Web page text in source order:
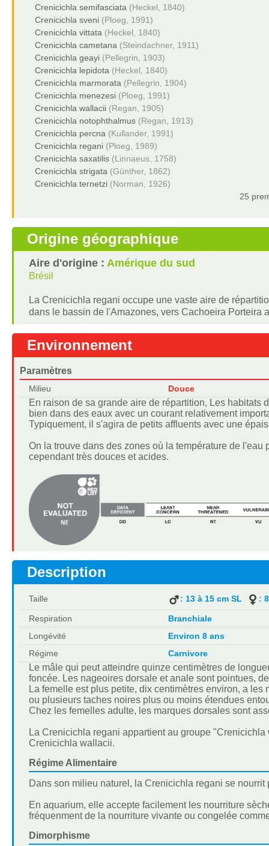
Crenicichla semifasciata (Heckel, 1840)
Crenicichla sveni (Ploeg, 1991)
Crenicichla vittata (Heckel, 1840)
Crenicichla cametana (Steindachner, 1911)
Crenicichla geayi (Pellegrin, 1903)
Crenicichla lepidota (Heckel, 1840)
Crenicichla marmorata (Pellegrin, 1904)
Crenicichla menezesi (Ploeg, 1991)
Crenicichla wallacii (Regan, 1905)
Crenicichla notophthalmus (Regan, 1913)
Crenicichla percna (Kullander, 1991)
Crenicichla regani (Ploeg, 1989)
Crenicichla saxatilis (Linnaeus, 1758)
Crenicichla strigata (Günther, 1862)
Crenicichla ternetzi (Norman, 1926)
25
Origine géographique
Aire d'origine : Amérique du sud
Brésil
La Crenicichla regani occupe une vaste aire de
dans le bassin de l'Amazones, vers Cachoeira Porteira
Environnement
Paramètres
Milieu Douce
En raison de sa grande aire de répartition, Les habitats
bien dans des eaux avec un courant relativement
Typiquement, il s'agira de petits affluents avec une
On la trouve dans des zones où la température de l'eau
cependant très douces et acides.
Description
Taille : 13 à 15 cm SL :
Respiration
Branchiale
Longévité
Environ 8 ans
Régime
Carnivore
Le mâle qui peut atteindre quinze centimètres de
foncée. Les nageoires dorsale et anale sont pointues,
La femelle est plus petite, dix centimètres environ, a
ou plusieurs taches noires plus ou moins étendues
Chez les femelles adulte, les marques dorsales sont
La Crenicichla regani appartient au groupe
Crenicichla wallacii.
Régime Alimentaire
Dans son milieu naturel, la Crenicichla regani se
En aquarium, elle accepte facilement les nourriture
fréquenment de la nourriture vivante ou congelée
Dimorphisme